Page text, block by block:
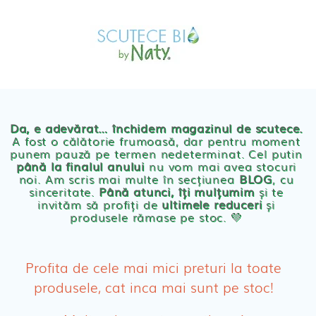
PRODUSE BEBE
Servetele umede ecologice
Cosmetice BEBE
Olita Bio Naty
PRODUSE FEMEI
Absorbante Post-Natale
Da, e adevărat… închidem magazinul de scutece.
A fost o călătorie frumoasă, dar pentru moment
punem pauză pe termen nedeterminat. Cel putin
până la finalul anului nu vom mai avea stocuri
noi. Am scris mai multe în secțiunea BLOG, cu
sinceritate. Până atunci, îți mulțumimși te
invităm să profiți de ultimele reduceriși
produsele rămase pe stoc. 💛
Profita de cele mai mici preturi la toate
produsele, cat inca mai sunt pe stoc!